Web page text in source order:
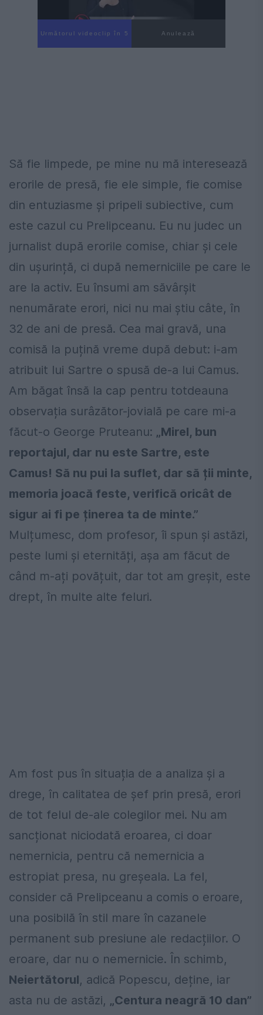
Următorul videoclip în 4 Anulează
Să fie limpede, pe mine nu mă interesează
erorile de presă, fie ele simple, fie comise
din entuziasme și pripeli subiective, cum
este cazul cu Prelipceanu. Eu nu judec un
jurnalist după erorile comise, chiar și cele
din ușurință, ci după nemerniciile pe care le
are la activ. Eu însumi am săvârșit
nenumărate erori, nici nu mai știu câte, în
32 de ani de presă. Cea mai gravă, una
comisă la puțină vreme după debut: i-am
atribuit lui Sartre o spusă de-a lui Camus.
Am băgat însă la cap pentru totdeauna
observația surâzător-jovială pe care mi-a
făcut-o George Pruteanu: „Mirel, bun
reportajul, dar nu este Sartre, este
Camus! Să nu pui la suflet, dar să ții minte,
memoria joacă feste, verifică oricât de
sigur ai fi pe ținerea ta de minte.”
Mulțumesc, dom profesor, îi spun și astăzi,
peste lumi și eternități, așa am făcut de
când m-ați povățuit, dar tot am greșit, este
drept, în multe alte feluri.
Am fost pus în situația de a analiza și a
drege, în calitatea de șef prin presă, erori
de tot felul de-ale colegilor mei. Nu am
sancționat niciodată eroarea, ci doar
nemernicia, pentru că nemernicia a
estropiat presa, nu greșeala. La fel,
consider că Prelipceanu a comis o eroare,
una posibilă în stil mare în cazanele
permanent sub presiune ale redacțiilor. O
eroare, dar nu o nemernicie. În schimb,
Neiertătorul, adică Popescu, deține, iar
asta nu de astăzi, „Centura neagră 10 dan”